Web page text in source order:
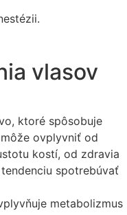
vlasov
ktoré spôsobuje
ovplyvniť od
kostí, od zdravia
spotrebúvať
metabolizmus